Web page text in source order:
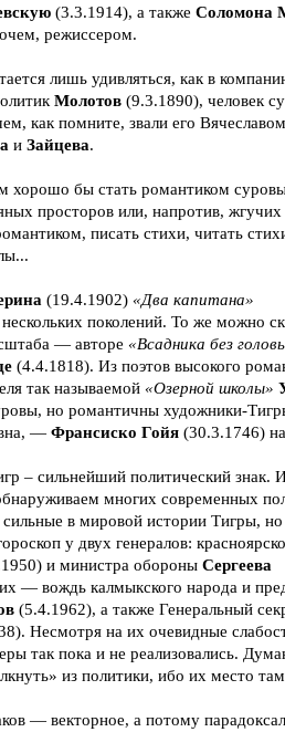
(3.3.1914), а также Соломона
режиссером.
лишь удивляться, как в
Молотов (9.3.1890), человек
как помните, звали его
и Зайцева.
хорошо бы стать романтиком
просторов или, напротив,
писать стихи, читать
(19.4.1902) «Два капитана»
поколений. То же можно
— авторе «Всадника без
(4.4.1818). Из поэтов высокого
так называемой «Озерной школы»
но романтичны художники-
— Франсиско Гойя (30.3.1746)
– сильнейший политический знак.
многих современных
в мировой истории Тигры,
у двух генералов:
и министра обороны Сергеева
— вождь калмыкского народа и
(5.4.1962), а также Генеральный
Несмотря на их очевидные
так пока и не реализовались.
из политики, ибо их место
— векторное, а потому